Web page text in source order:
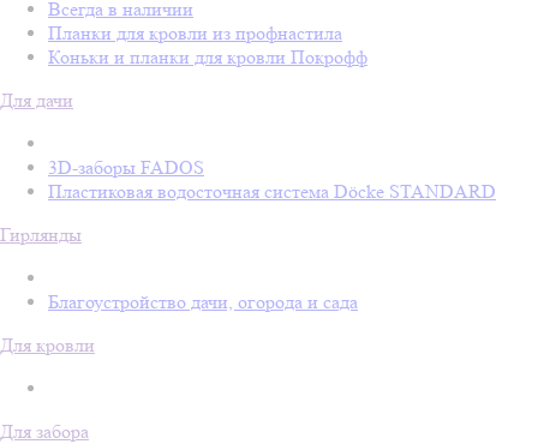
Всегда в наличии
Планки для кровли из профнастила
Коньки и планки для кровли Покрофф
Для дачи
3D-заборы FADOS
Пластиковая водосточная система Döcke STANDARD
Гирлянды
Благоустройство дачи, огорода и сада
Для кровли
Для забора